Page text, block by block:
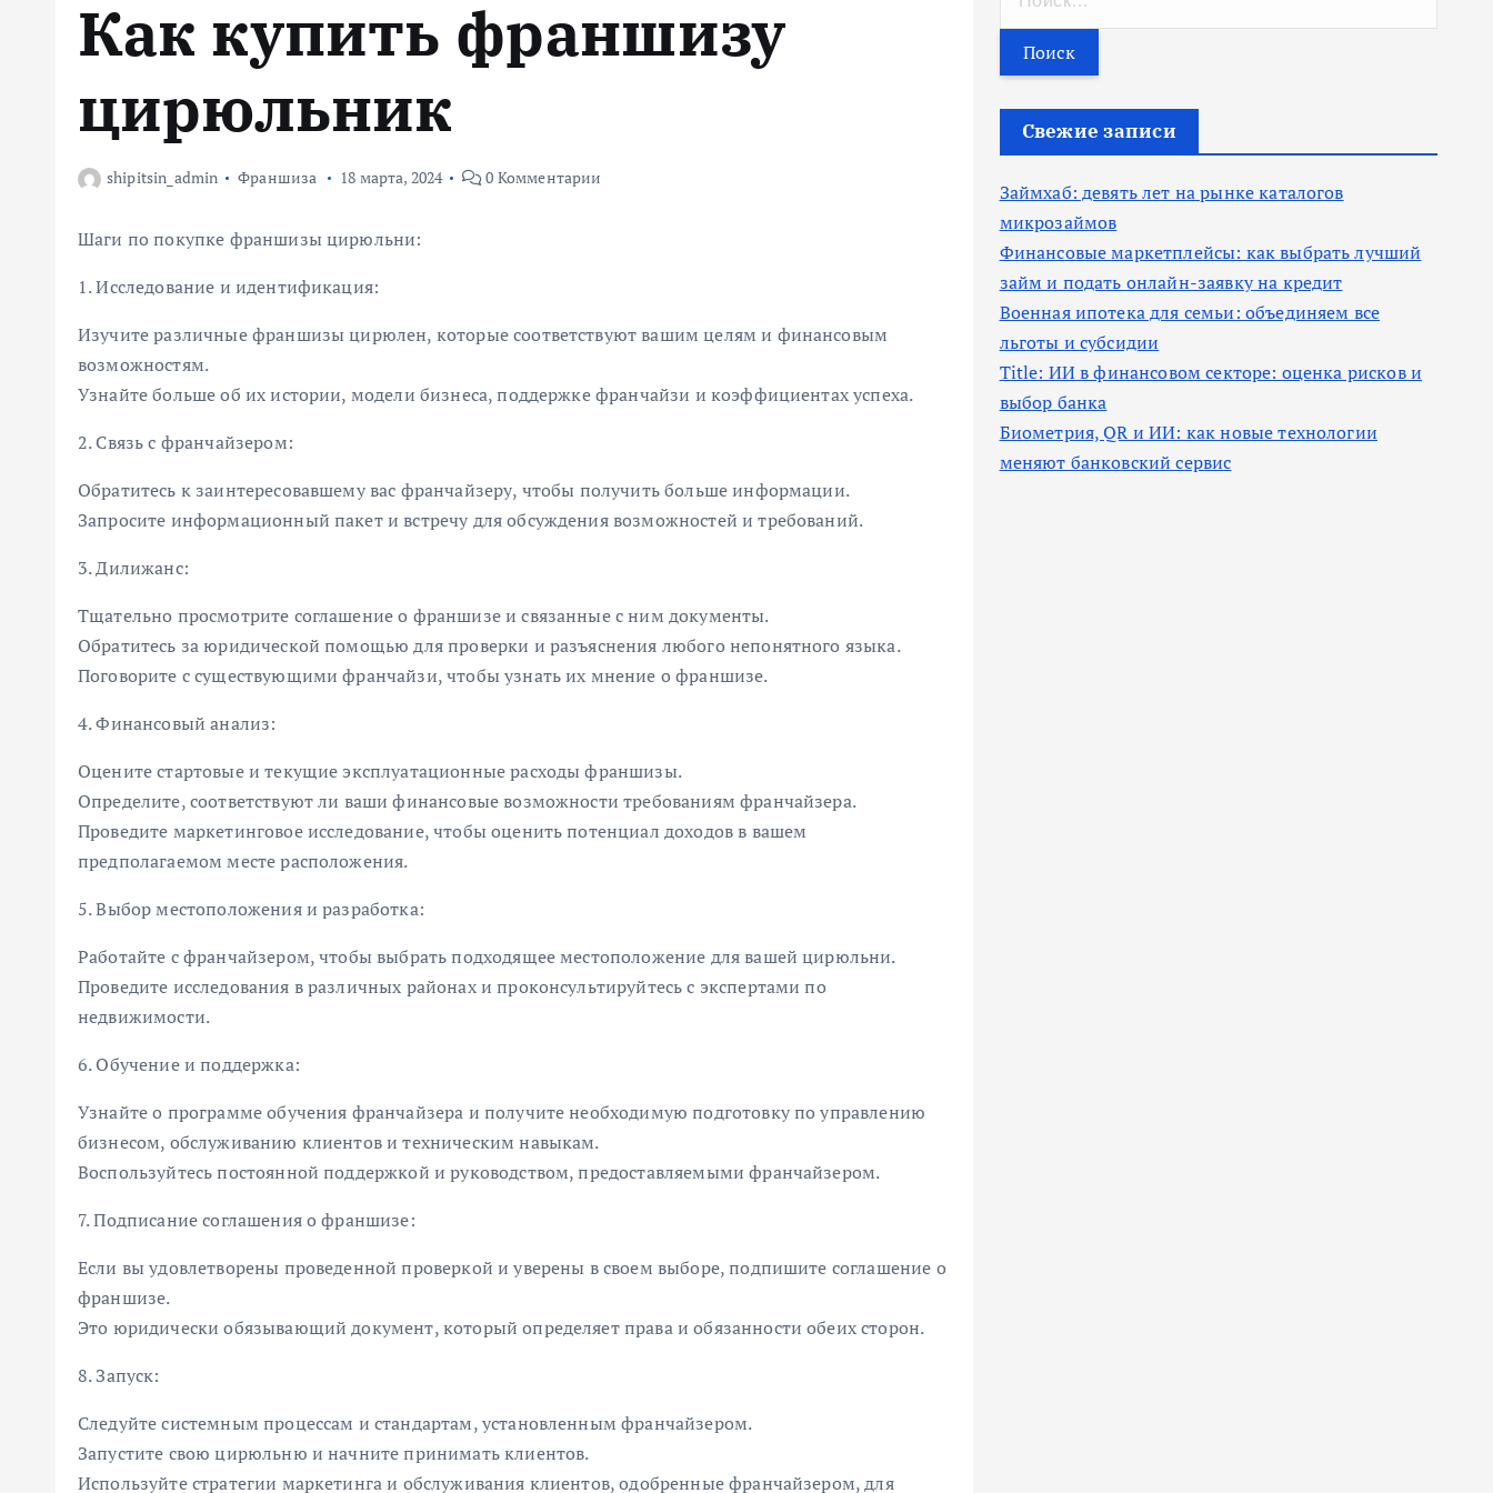
Как купить франшизу
цирюльник
shipitsin_admin Франшиза 18 марта, 2024 0 Комментарии
Шаги по покупке франшизы цирюльни:
1. Исследование и идентификация:
Изучите различные франшизы цирюлен, которые соответствуют вашим целям и финансовым
возможностям.
Узнайте больше об их истории, модели бизнеса, поддержке франчайзи и коэффициентах успеха.
2. Связь с франчайзером:
Обратитесь к заинтересовавшему вас франчайзеру, чтобы получить больше информации.
Запросите информационный пакет и встречу для обсуждения возможностей и требований.
3. Дилижанс:
Тщательно просмотрите соглашение о франшизе и связанные с ним документы.
Обратитесь за юридической помощью для проверки и разъяснения любого непонятного языка.
Поговорите с существующими франчайзи, чтобы узнать их мнение о франшизе.
4. Финансовый анализ:
Оцените стартовые и текущие эксплуатационные расходы франшизы.
Определите, соответствуют ли ваши финансовые возможности требованиям франчайзера.
Проведите маркетинговое исследование, чтобы оценить потенциал доходов в вашем
предполагаемом месте расположения.
5. Выбор местоположения и разработка:
Работайте с франчайзером, чтобы выбрать подходящее местоположение для вашей цирюльни.
Проведите исследования в различных районах и проконсультируйтесь с экспертами по
недвижимости.
6. Обучение и поддержка:
Узнайте о программе обучения франчайзера и получите необходимую подготовку по управлению
бизнесом, обслуживанию клиентов и техническим навыкам.
Воспользуйтесь постоянной поддержкой и руководством, предоставляемыми франчайзером.
7. Подписание соглашения о франшизе:
Если вы удовлетворены проведенной проверкой и уверены в своем выборе, подпишите соглашение о
франшизе.
Это юридически обязывающий документ, который определяет права и обязанности обеих сторон.
8. Запуск:
Следуйте системным процессам и стандартам, установленным франчайзером.
Запустите свою цирюльню и начните принимать клиентов.
Используйте стратегии маркетинга и обслуживания клиентов, одобренные франчайзером, для
т
и
Свежие записи
Займхаб: девять лет на рынке каталогов
микрозаймов
Финансовые маркетплейсы: как выбрать лучший
займ и подать онлайн-заявку на кредит
Военная ипотека для семьи: объединяем все
льготы и субсидии
Title: ИИ в финансовом секторе: оценка рисков и
выбор банка
Биометрия, QR и ИИ: как новые технологии
меняют банковский сервис